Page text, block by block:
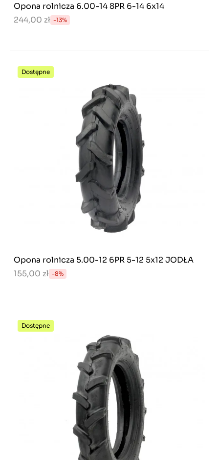
Opona rolnicza 6.00-14 8PR 6-14 6x14
244,00 zł -13%
Dostępne
Opona rolnicza 5.00-12 6PR 5-12 5x12 JODŁA
155,00 zł -8%
Dostępne